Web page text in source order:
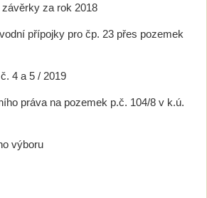
za rok 2018
přípojky pro čp. 23 přes pozemek
4 a 5 / 2019
práva na pozemek p.č. 104/8 v k.ú.
výboru